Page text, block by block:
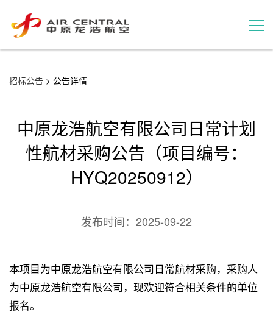
用户案例
招标公告 > 公告详情
中原龙浩航空有限公司日常计划
性航材采购公告（项目编号：
HYQ20250912）
发布时间： 2025-09-22
本项目为中原龙浩航空有限公司日常航材采购，采购人
为中原龙浩航空有限公司，现欢迎符合相关条件的单位
报名。